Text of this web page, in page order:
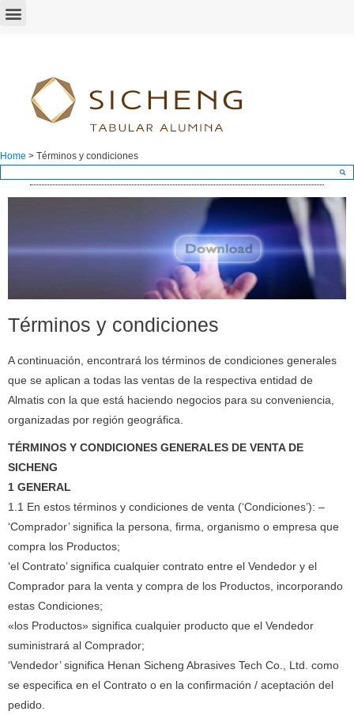
Home > Términos y condiciones
Términos y condiciones
A continuación, encontrará los términos de condiciones generales
que se aplican a todas las ventas de la respectiva entidad de
Almatis con la que está haciendo negocios para su conveniencia,
organizadas por región geográfica.
TÉRMINOS Y CONDICIONES GENERALES DE VENTA DE
SICHENG
1 GENERAL
1.1 En estos términos y condiciones de venta (‘Condiciones’): –
‘Comprador’ significa la persona, firma, organismo o empresa que
compra los Productos;
‘el Contrato’ significa cualquier contrato entre el Vendedor y el
Comprador para la venta y compra de los Productos, incorporando
estas Condiciones;
«los Productos» significa cualquier producto que el Vendedor
suministrará al Comprador;
‘Vendedor’ significa Henan Sicheng Abrasives Tech Co., Ltd. como
se especifica en el Contrato o en la confirmación / aceptación del
pedido.